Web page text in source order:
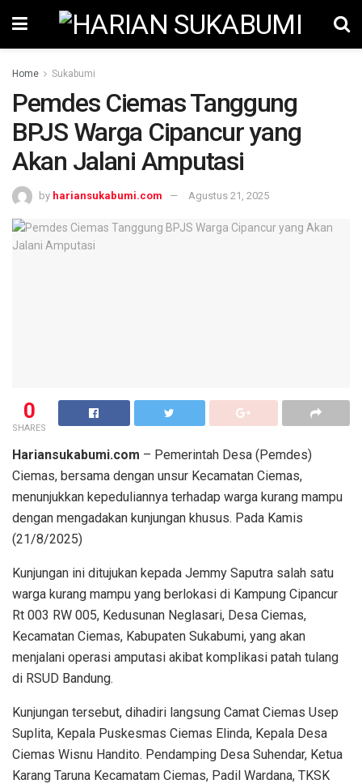
Home Sukabumi
Pemdes Ciemas Tanggung
BPJS Warga Cipancur yang
Akan Jalani Amputasi
by hariansukabumi.com Agustus 21, 2025
0
SHARES
Hariansukabumi.com – Pemerintah Desa (Pemdes)
Ciemas, bersama dengan unsur Kecamatan Ciemas,
menunjukkan kepeduliannya terhadap warga kurang mampu
dengan mengadakan kunjungan khusus. Pada Kamis
(21/8/2025)
Kunjungan ini ditujukan kepada Jemmy Saputra salah satu
warga kurang mampu yang berlokasi di Kampung Cipancur
Rt 003 RW 005, Kedusunan Neglasari, Desa Ciemas,
Kecamatan Ciemas, Kabupaten Sukabumi, yang akan
menjalani operasi amputasi akibat komplikasi patah tulang
di RSUD Bandung.
Kunjungan tersebut, dihadiri langsung Camat Ciemas Usep
Suplita, Kepala Puskesmas Ciemas Elinda, Kepala Desa
Ciemas Wisnu Handito. Pendamping Desa Suhendar, Ketua
Karang Taruna Kecamatam Ciemas, Padil Wardana, TKSK